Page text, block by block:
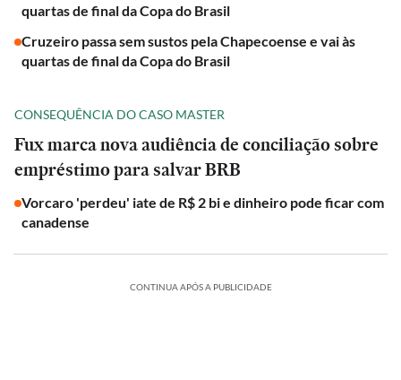
quartas de final da Copa do Brasil
Cruzeiro passa sem sustos pela Chapecoense e vai às
quartas de final da Copa do Brasil
CONSEQUÊNCIA DO CASO MASTER
Fux marca nova audiência de conciliação sobre
empréstimo para salvar BRB
Vorcaro 'perdeu' iate de R$ 2 bi e dinheiro pode ficar com
canadense
CONTINUA APÓS A PUBLICIDADE